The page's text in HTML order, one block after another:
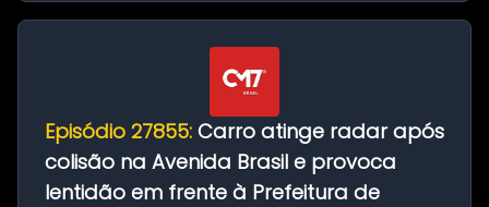
Episódio 27855: Carro atinge radar após
colisão na Avenida Brasil e provoca
lentidão em frente à Prefeitura de